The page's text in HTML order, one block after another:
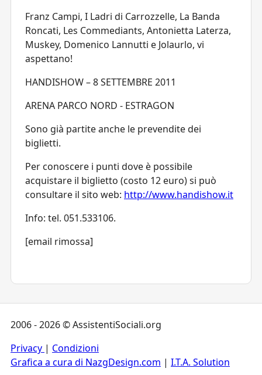
Franz Campi, I Ladri di Carrozzelle, La Banda
Roncati, Les Commediants, Antonietta Laterza,
Muskey, Domenico Lannutti e Jolaurlo, vi
aspettano!
HANDISHOW – 8 SETTEMBRE 2011
ARENA PARCO NORD - ESTRAGON
Sono già partite anche le prevendite dei
biglietti.
Per conoscere i punti dove è possibile
acquistare il biglietto (costo 12 euro) si può
consultare il sito web: http://www.handishow.it
Info: tel. 051.533106.
[email rimossa]
2006 - 2026 © AssistentiSociali.org
Privacy | Condizioni
Grafica a cura di NazgDesign.com | I.T.A. Solution